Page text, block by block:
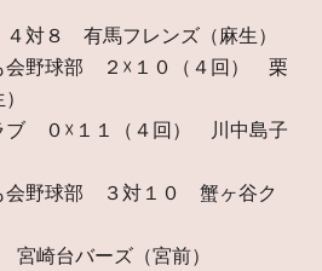
対８ 有馬フレンズ（麻生）
会野球部 ２☓１０（４回） 栗
ブ ０☓１１（４回） 川中島子
会野球部 ３対１０ 蟹ヶ谷ク
崎台バーズ（宮前）